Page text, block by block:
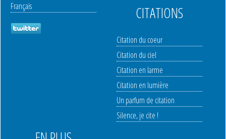
Français
CITATIONS
Citation du coeur
Citation du ciel
Citation en larme
Citation en lumière
Un parfum de citation
Silence, je cite !